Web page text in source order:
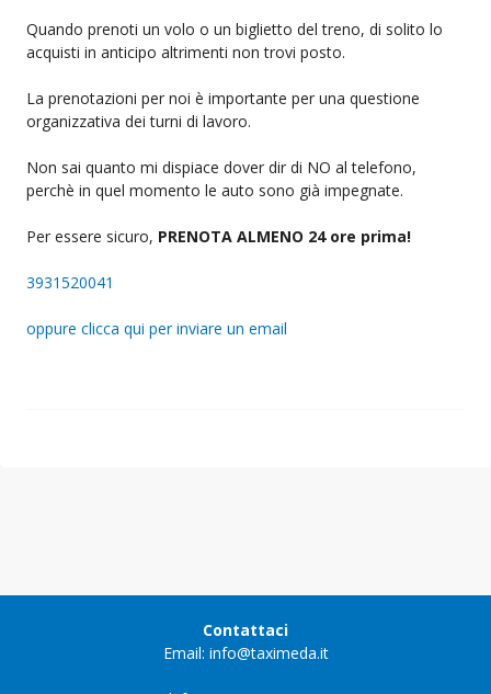
Quando prenoti un volo o un biglietto del treno, di solito lo
acquisti in anticipo altrimenti non trovi posto.
La prenotazioni per noi è importante per una questione
organizzativa dei turni di lavoro.
Non sai quanto mi dispiace dover dir di NO al telefono,
perchè in quel momento le auto sono già impegnate.
Per essere sicuro, PRENOTA ALMENO 24 ore prima!
3931520041
oppure clicca qui per inviare un email
Contattaci
Email: info@taximeda.it